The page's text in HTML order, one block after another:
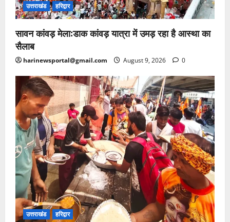
उत्तराखंड हरिद्वार
सावन कांवड़ मेला:डाक कांवड़ यात्रा में उमड़ रहा है आस्था का
सैलाब
harinewsportal@gmail.com August 9, 2026 0
उत्तराखंड हरिद्वार